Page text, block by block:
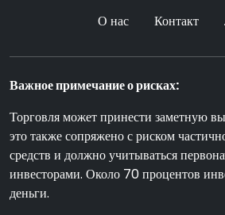
О нас Контакт
Важное примечание о рисках:
Торговля может принести заметную
это также сопряжено с риском
средств и должно учитываться
инвесторами. Около 70 процентов
деньги.